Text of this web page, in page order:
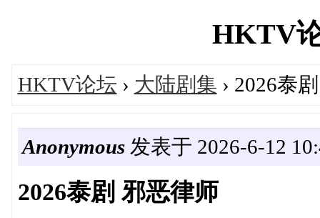
HKTV
HKTV论坛 › 大陆剧集 › 2026泰
Anonymous发表于 2026-6-12
2026泰剧 邪恶律师